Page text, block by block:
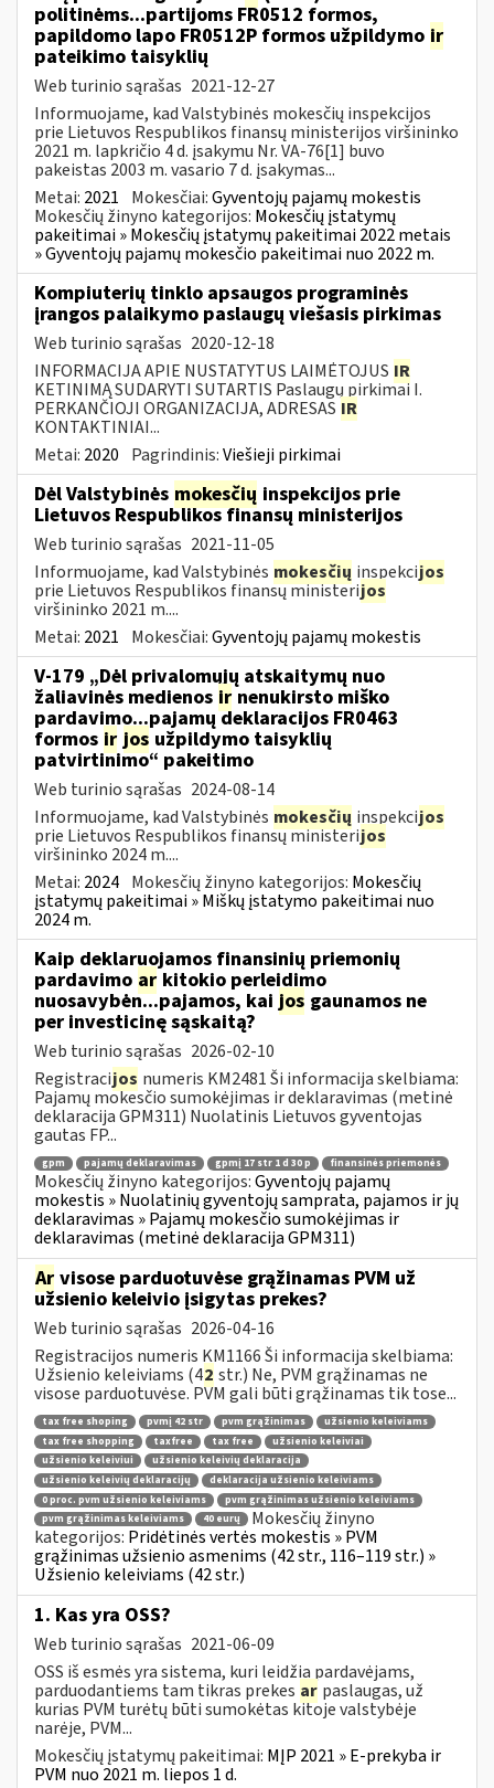
politinėms...partijoms FR0512 formos,
papildomo lapo FR0512P formos užpildymo ir
pateikimo taisyklių
Web turinio sąrašas 2021-12-27
Informuojame, kad Valstybinės mokesčių inspekcijos
prie Lietuvos Respublikos finansų ministerijos viršininko
2021 m. lapkričio 4 d. įsakymu Nr. VA-76[1] buvo
pakeistas 2003 m. vasario 7 d. įsakymas...
Metai: 2021 Mokesčiai:Gyventojų pajamų mokestis
Mokesčių žinyno kategorijos: Mokesčių įstatymų
pakeitimai » Mokesčių įstatymų pakeitimai 2022 metais
» Gyventojų pajamų mokesčio pakeitimai nuo 2022 m.
Kompiuterių tinklo apsaugos programinės
įrangos palaikymo paslaugų viešasis pirkimas
Web turinio sąrašas 2020-12-18
INFORMACIJA APIE NUSTATYTUS LAIMĖTOJUS IR
KETINIMĄ SUDARYTI SUTARTIS Paslaugų pirkimai I.
PERKANČIOJI ORGANIZACIJA, ADRESAS IR
KONTAKTINIAI...
Metai: 2020 Pagrindinis:Viešieji pirkimai
Dėl Valstybinės mokesčių inspekcijos prie
Lietuvos Respublikos finansų ministerijos
Web turinio sąrašas 2021-11-05
Informuojame, kad Valstybinės mokesčių inspekcijos
prie Lietuvos Respublikos finansų ministerijos
viršininko 2021 m....
Metai: 2021 Mokesčiai:Gyventojų pajamų mokestis
V-179 „Dėl privalomųjų atskaitymų nuo
žaliavinės medienos ir nenukirsto miško
pardavimo...pajamų deklaracijos FR0463
formos ir jos užpildymo taisyklių
patvirtinimo“ pakeitimo
Web turinio sąrašas 2024-08-14
Informuojame, kad Valstybinės mokesčių inspekcijos
prie Lietuvos Respublikos finansų ministerijos
viršininko 2024 m....
Metai: 2024 Mokesčių žinyno kategorijos: Mokesčių
įstatymų pakeitimai » Miškų įstatymo pakeitimai nuo
2024 m.
Kaip deklaruojamos finansinių priemonių
pardavimo ar kitokio perleidimo
nuosavybėn...pajamos, kai jos gaunamos ne
per investicinę sąskaitą?
Web turinio sąrašas 2026-02-10
Registracijos numeris KM2481 Ši informacija skelbiama:
Pajamų mokesčio sumokėjimas ir deklaravimas (metinė
deklaracija GPM311) Nuolatinis Lietuvos gyventojas
gautas FP...
gpm pajamų deklaravimas gpmį 17 str 1 d 30 p finansinės priemonės
Mokesčių žinyno kategorijos:Gyventojų pajamų
mokestis » Nuolatinių gyventojų samprata, pajamos ir jų
deklaravimas » Pajamų mokesčio sumokėjimas ir
deklaravimas (metinė deklaracija GPM311)
Ar visose parduotuvėse grąžinamas PVM už
užsienio keleivio įsigytas prekes?
Web turinio sąrašas 2026-04-16
Registracijos numeris KM1166 Ši informacija skelbiama:
Užsienio keleiviams (42 str.) Ne, PVM grąžinamas ne
visose parduotuvėse. PVM gali būti grąžinamas tik tose...
tax free shoping pvmį 42 str pvm grąžinimas
užsienio keleiviams
tax free shopping
taxfree tax free
užsienio keleiviai
užsienio keleiviui
užsienio keleivių deklaracija
užsienio keleivių deklaracijų
deklaracija užsienio keleiviams
0 proc. pvm užsienio keleiviams
pvm grąžinimas užsienio keleiviams
pvm grąžinimas keleiviams
40 eurų
Mokesčių žinyno
kategorijos: Pridėtinės vertės mokestis » PVM
grąžinimas užsienio asmenims (42 str., 116–119 str.) »
Užsienio keleiviams (42 str.)
1. Kas yra OSS?
Web turinio sąrašas 2021-06-09
OSS iš esmės yra sistema, kuri leidžia pardavėjams,
parduodantiems tam tikras prekes ar paslaugas, už
kurias PVM turėtų būti sumokėtas kitoje valstybėje
narėje, PVM...
Mokesčių įstatymų pakeitimai: MĮP 2021 » E-prekyba ir
PVM nuo 2021 m. liepos 1 d.